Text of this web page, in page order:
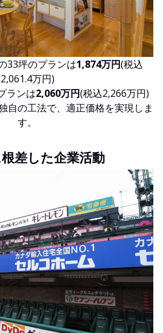
33坪のプランは1,874万円(税込
2,061.4万円)
ランは2,060万円(税込2,266万円)
自の工法で、適正価格を実現しま
す。
差した企業活動